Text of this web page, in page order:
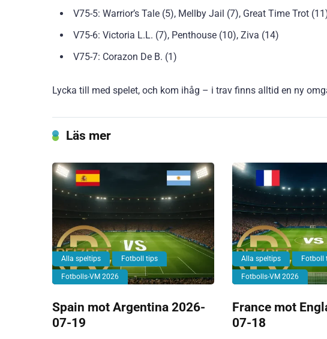
V75-5: Warrior’s Tale (5), Mellby Jail (7), Great Time Trot
V75-6: Victoria L.L. (7), Penthouse (10), Ziva (14)
V75-7: Corazon De B. (1)
Lycka till med spelet, och kom ihåg – i trav finns alltid en ny
Läs mer
Alla speltips Fotboll tips
Fotbolls-VM 2026
Spain mot Argentina 2026-
07-19
Alla speltips Fotboll
Fotbolls-VM 2026
France mot
07-18